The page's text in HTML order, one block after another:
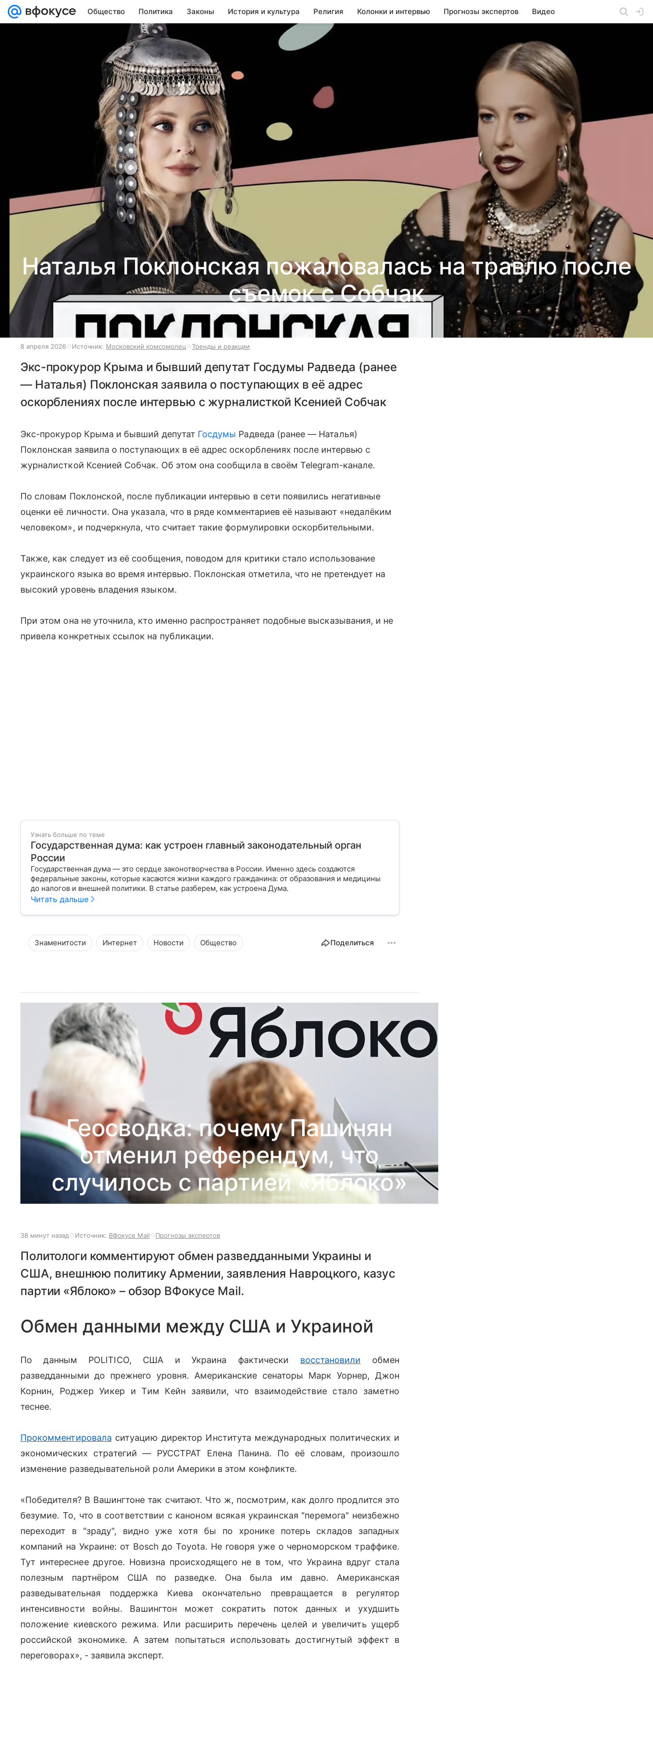
Общество Политика Законы История и культура Религия Колонки и интервью Прогнозы экспертов Видео
Наталья Поклонская пожаловалась на травлю после
съемок с Собчак
8 апреля 2026 Источник: Московский комсомолец Тренды и реакции
Экс-прокурор Крыма и бывший депутат Госдумы Радведа (ранее
— Наталья) Поклонская заявила о поступающих в её адрес
оскорблениях после интервью с журналисткой Ксенией Собчак
Экс-прокурор Крыма и бывший депутат Госдумы Радведа (ранее — Наталья)
Поклонская заявила о поступающих в её адрес оскорблениях после интервью с
журналисткой Ксенией Собчак. Об этом она сообщила в своём Telegram-канале.
По словам Поклонской, после публикации интервью в сети появились негативные
оценки её личности. Она указала, что в ряде комментариев её называют «недалёким
человеком», и подчеркнула, что считает такие формулировки оскорбительными.
Также, как следует из её сообщения, поводом для критики стало использование
украинского языка во время интервью. Поклонская отметила, что не претендует на
высокий уровень владения языком.
При этом она не уточнила, кто именно распространяет подобные высказывания, и не
привела конкретных ссылок на публикации.
Узнать больше по теме
Государственная дума: как устроен главный законодательный орган
России
Государственная дума — это сердце законотворчества в России. Именно здесь создаются
федеральные законы, которые касаются жизни каждого гражданина: от образования и медицины
до налогов и внешней политики. В статье разберем, как устроена Дума.
Читать дальше
Знаменитости Интернет Новости Общество Поделиться
Геосводка: почему Пашинян
отменил референдум, что
случилось с партией «Яблоко»
38 минут назад Источник: ВФокусе Mail Прогнозы экспертов
Политологи комментируют обмен разведданными Украины и
США, внешнюю политику Армении, заявления Навроцкого, казус
партии «Яблоко» – обзор ВФокусе Mail.
Обмен данными между США и Украиной
По данным POLITICO, США и Украина фактически восстановили обмен
разведданными до прежнего уровня. Американские сенаторы Марк Уорнер, Джон
Корнин, Роджер Уикер и Тим Кейн заявили, что взаимодействие стало заметно
теснее.
Прокомментировала ситуацию директор Института международных политических и
экономических стратегий — РУССТРАТ Елена Панина. По её словам, произошло
изменение разведывательной роли Америки в этом конфликте.
«Победителя? В Вашингтоне так считают. Что ж, посмотрим, как долго продлится это
безумие. То, что в соответствии с каноном всякая украинская "перемога" неизбежно
переходит в "зраду", видно уже хотя бы по хронике потерь складов западных
компаний на Украине: от Bosch до Toyota. Не говоря уже о черноморском траффике.
Тут интереснее другое. Новизна происходящего не в том, что Украина вдруг стала
полезным партнёром США по разведке. Она была им давно. Американская
разведывательная поддержка Киева окончательно превращается в регулятор
интенсивности войны. Вашингтон может сократить поток данных и ухудшить
положение киевского режима. Или расширить перечень целей и увеличить ущерб
российской экономике. А затем попытаться использовать достигнутый эффект в
переговорах», - заявила эксперт.